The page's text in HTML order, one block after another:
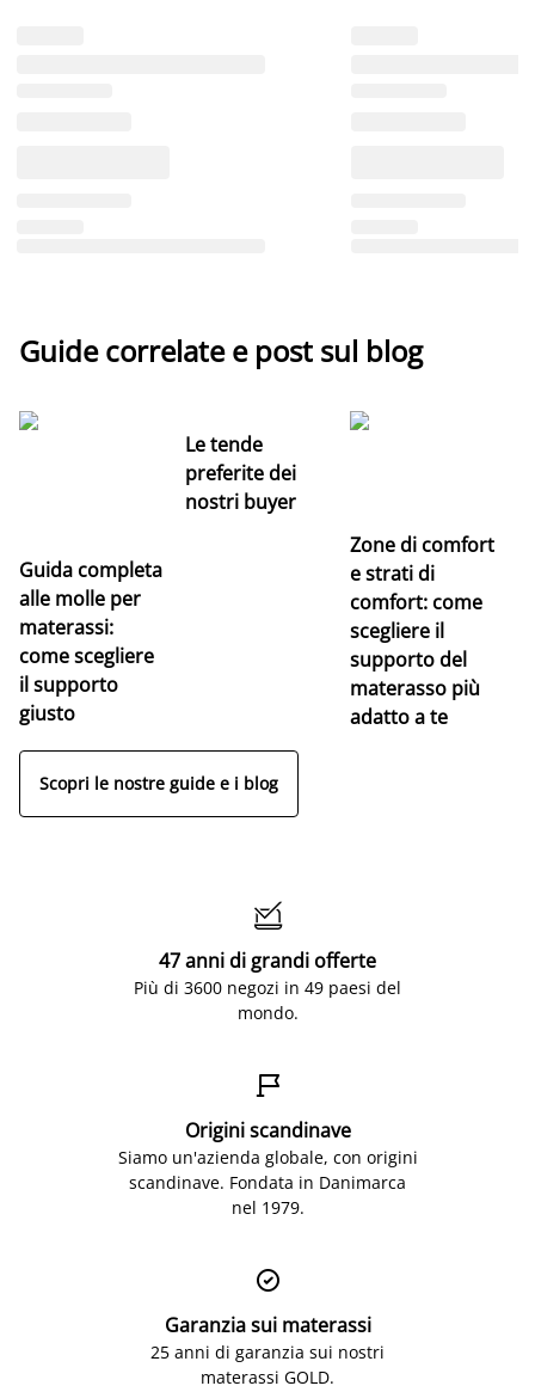
Guide correlate e post sul blog
Guida completa
alle molle per
materassi:
come scegliere
il supporto
giusto
Le tende
preferite dei
nostri buyer
Zone di comfort
e strati di
comfort: come
scegliere il
supporto del
materasso più
adatto a te
Scopri le nostre guide e i blog

47 anni di grandi offerte
Più di 3600 negozi in 49 paesi del
mondo.

Origini scandinave
Siamo un'azienda globale, con origini
scandinave. Fondata in Danimarca
nel 1979.

Garanzia sui materassi
25 anni di garanzia sui nostri
materassi GOLD.